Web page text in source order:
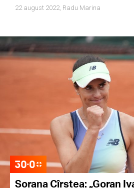
22 august 2022, Radu Marina
Sorana Cîrstea: „Goran